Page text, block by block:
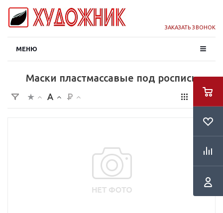
ЗАКАЗАТЬ ЗВОНОК
МЕНЮ
Маски пластмассавые под роспись